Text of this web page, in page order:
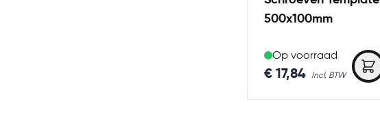
500x100mm
Op voorraad
€ 17,84